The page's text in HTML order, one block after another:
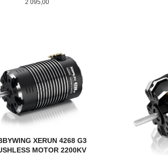
Pris
2 095,00
XERUN 4268 G3
MOTOR 2200KV